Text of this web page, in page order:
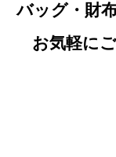
バッグ・財
お気軽に